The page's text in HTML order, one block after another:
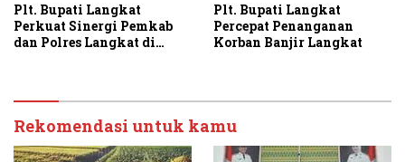
Plt. Bupati Langkat
Perkuat Sinergi Pemkab
dan Polres Langkat di
Plt. Bupati Langkat
Percepat Penanganan
Korban Banjir Langkat
Rekomendasi untuk kamu